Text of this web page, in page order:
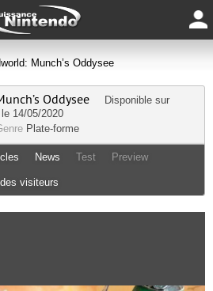
Munch’s Oddysee
Oddysee
Disponible sur
14/05/2020
Plate-forme
News Test Preview
visiteurs